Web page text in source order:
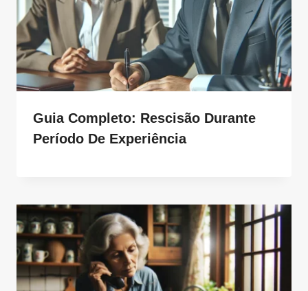
Guia Completo: Rescisão Durante
Período De Experiência